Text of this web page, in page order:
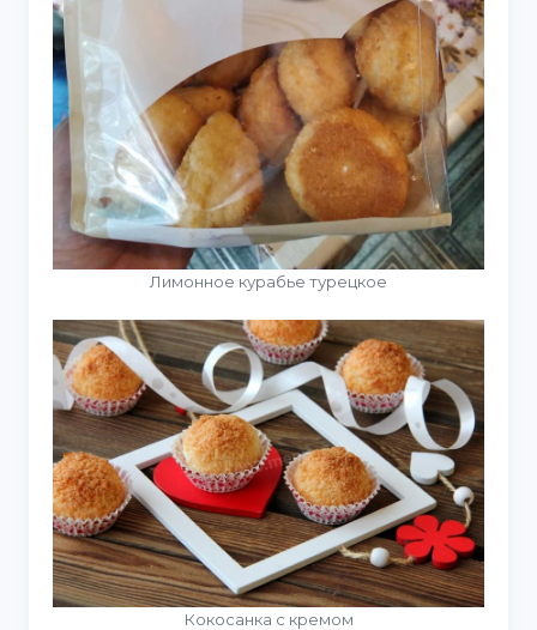
Лимонное курабье турецкое
Кокосанка с кремом